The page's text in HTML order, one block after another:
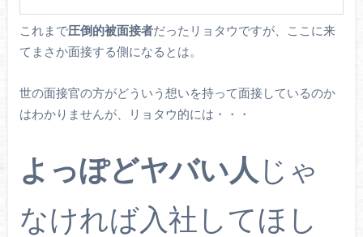
これまで圧倒的被面接者だったリョタウですが、ここに来
てまさか面接する側になるとは。
世の面接官の方がどういう想いを持って面接しているのか
はわかりませんが、リョタウ的には・・・
よっぽどヤバい人 じゃ
なければ入社してほし